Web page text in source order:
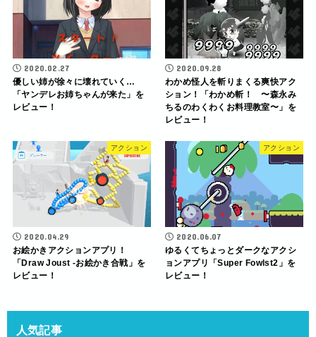
2020.02.27
優しい姉が徐々に壊れていく…
「ヤンデレお姉ちゃんが来た」を
レビュー！
2020.09.28
わかめ怪人を斬りまくる爽快アク
ション！「わかめ斬！ 〜森永み
ちるのわくわくお料理教室〜」を
レビュー！
アクション
2020.04.29
お絵かきアクションアプリ！
「Draw Joust -お絵かき合戦」を
レビュー！
アクション
2020.06.07
ゆるくてちょっとダークなアクシ
ョンアプリ「Super Fowlst2」を
レビュー！
人気記事